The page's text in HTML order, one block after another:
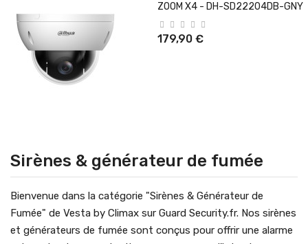
ZOOM X4 - DH-SD22204DB-GNY
179,90 €
Sirènes & générateur de fumée
Bienvenue dans la catégorie "Sirènes & Générateur de
Fumée" de Vesta by Climax sur Guard Security.fr. Nos sirènes
et générateurs de fumée sont conçus pour offrir une alarme